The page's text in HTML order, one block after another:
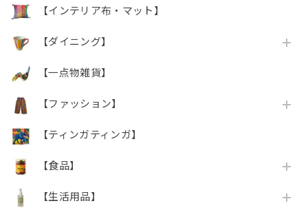
【インテリア布・マット】
【ダイニング】
【一点物雑貨】
【ファッション】
【ティンガティンガ】
【食品】
【生活用品】